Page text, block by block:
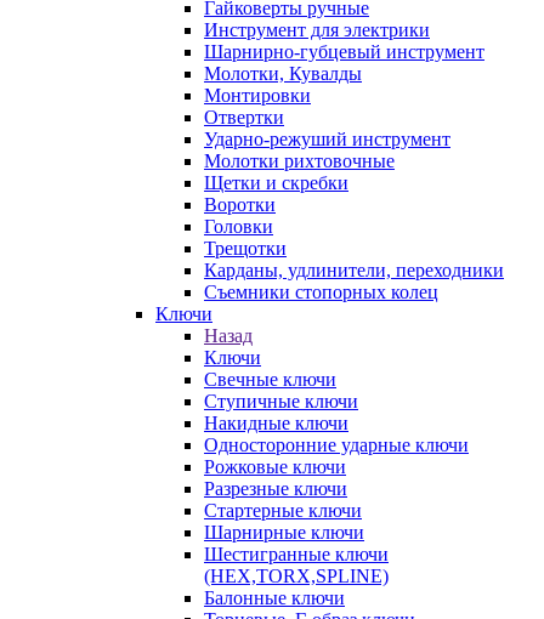
Гайковерты ручные
Инструмент для электрики
Шарнирно-губцевый инструмент
Молотки, Кувалды
Монтировки
Отвертки
Ударно-режуший инструмент
Молотки рихтовочные
Щетки и скребки
Воротки
Головки
Трещотки
Карданы, удлинители, переходники
Съемники стопорных колец
Ключи
Назад
Ключи
Свечные ключи
Ступичные ключи
Накидные ключи
Односторонние ударные ключи
Рожковые ключи
Разрезные ключи
Стартерные ключи
Шарнирные ключи
Шестигранные ключи
(HEX,TORX,SPLINE)
Балонные ключи